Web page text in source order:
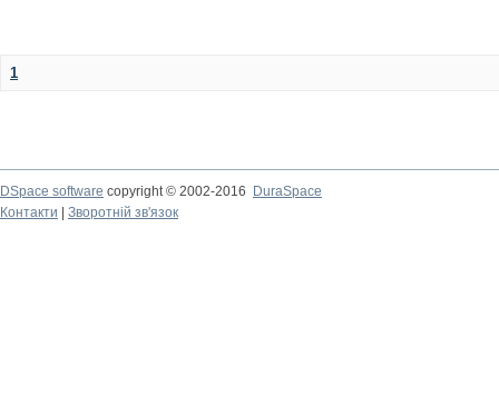
1
DSpace software copyright © 2002-2016
DuraSpace
Контакти
Зворотній зв'язок